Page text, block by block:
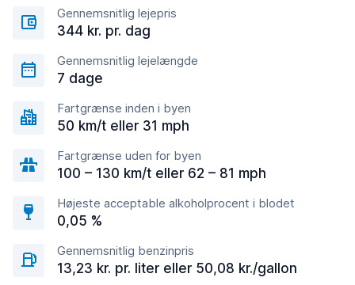
Gennemsnitlig lejepris
344 kr. pr. dag
Gennemsnitlig lejelængde
7 dage
Fartgrænse inden i byen
50 km/t eller 31 mph
Fartgrænse uden for byen
100 – 130 km/t eller 62 – 81 mph
Højeste acceptable alkoholprocent i blodet
0,05 %
Gennemsnitlig benzinpris
13,23 kr. pr. liter eller 50,08 kr./gallon